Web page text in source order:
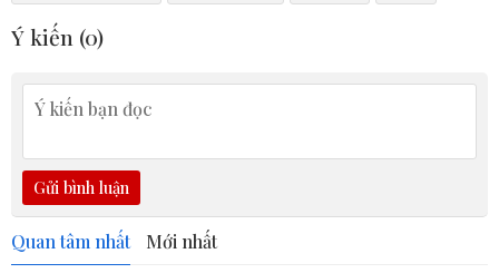
Ý kiến (0)
Gửi bình luận
Quan tâm nhất Mới nhất